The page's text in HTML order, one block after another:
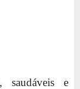
saudáveis e